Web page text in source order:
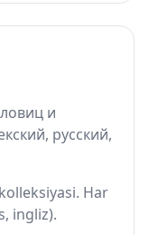
и
русский,
Har
ingliz).